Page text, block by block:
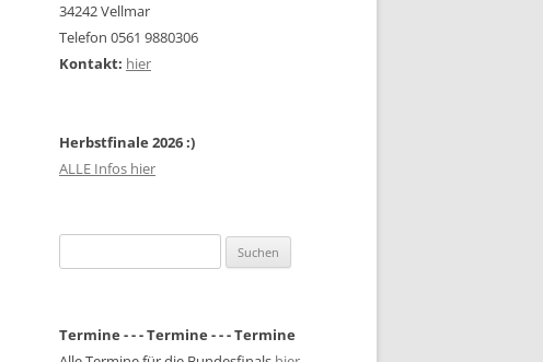
34242 Vellmar
Telefon 0561 9880306
Kontakt: hier
Herbstfinale 2026 :)
ALLE Infos hier
nach:
Termine - - - Termine - - - Termine